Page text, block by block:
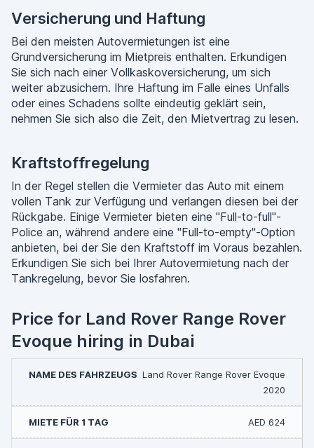
Versicherung und Haftung
Bei den meisten Autovermietungen ist eine
Grundversicherung im Mietpreis enthalten. Erkundigen
Sie sich nach einer Vollkaskoversicherung, um sich
weiter abzusichern. Ihre Haftung im Falle eines Unfalls
oder eines Schadens sollte eindeutig geklärt sein,
nehmen Sie sich also die Zeit, den Mietvertrag zu lesen.
Kraftstoffregelung
In der Regel stellen die Vermieter das Auto mit einem
vollen Tank zur Verfügung und verlangen diesen bei der
Rückgabe. Einige Vermieter bieten eine "Full-to-full"-
Police an, während andere eine "Full-to-empty"-Option
anbieten, bei der Sie den Kraftstoff im Voraus bezahlen.
Erkundigen Sie sich bei Ihrer Autovermietung nach der
Tankregelung, bevor Sie losfahren.
Price for Land Rover Range Rover
Evoque hiring in Dubai
Land Rover Range Rover Evoque
2020
AED 624